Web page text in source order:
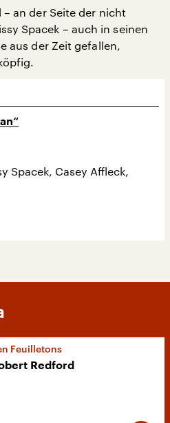
an der Seite der nicht
Spacek – auch in seinen
aus der Zeit gefallen,
Spacek, Casey Affleck,
Feuilletons
Redford